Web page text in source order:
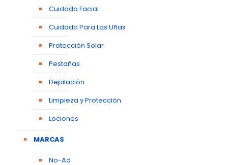
Cuidado Facial
Cuidado Para Las Uñas
Protección Solar
Pestañas
Depilación
Limpieza y Protección
Lociones
MARCAS
No-Ad